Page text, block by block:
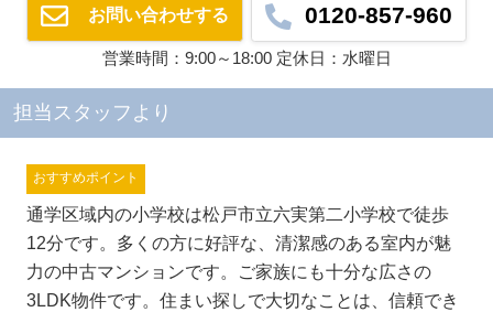
お問い合わせする 0120-857-960
営業時間：9:00～18:00 定休日：水曜日
担当スタッフより
おすすめポイント
通学区域内の小学校は松戸市立六実第二小学校で徒歩
12分です。多くの方に好評な、清潔感のある室内が魅
力の中古マンションです。ご家族にも十分な広さの
3LDK物件です。住まい探しで大切なことは、信頼でき